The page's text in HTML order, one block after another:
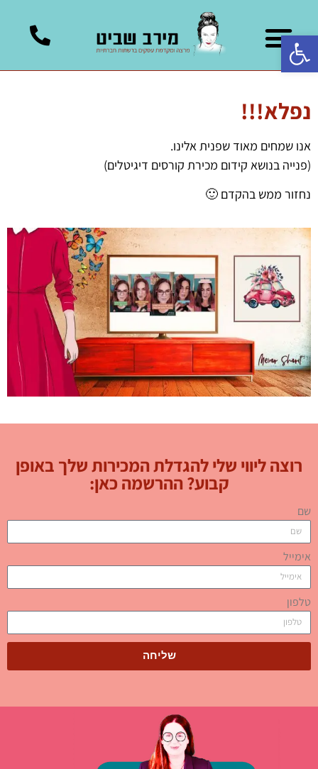
נפלא!!!
אנו שמחים מאוד שפנית אלינו.
(פנייה בנושא קידום מכירת קורסים דיגיטלים)
נחזור ממש בהקדם 🙂
רוצה ליווי שלי להגדלת המכירות שלך באופן
קבוע? ההרשמה כאן:
שם
אימייל
טלפון
שליחה
פתח סרגל נגישות